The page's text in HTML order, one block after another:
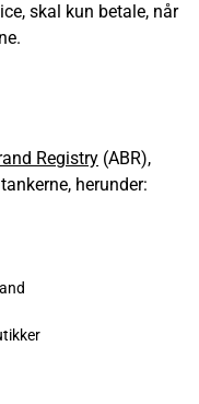
skal kun betale, når
Registry (ABR),
herunder: